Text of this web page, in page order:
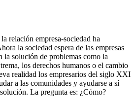
relación empresa-sociedad ha
la sociedad espera de las empresas
la solución de problemas como la
los derechos humanos o el cambio
realidad los empresarios del siglo XXI
a las comunidades y ayudarse a sí
La pregunta es: ¿Cómo?